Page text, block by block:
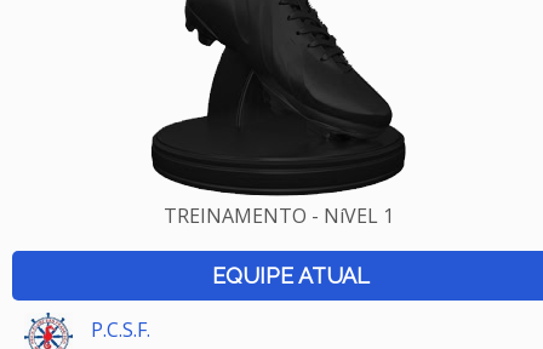
TREINAMENTO - NíVEL 1
EQUIPE ATUAL
P.C.S.F.